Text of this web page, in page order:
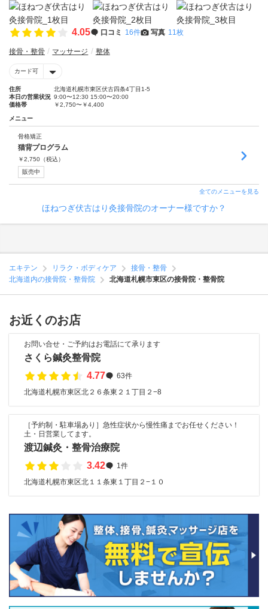
4.05 口コミ 16件 写真 11枚
接骨・整骨 マッサージ 整体
カード可
住所
北海道札幌市東区伏古四条4丁目1-5
本日の営業状況 9:00〜12:30 15:00〜20:00
価格帯
￥2,750〜￥4,400
メニュー
骨格矯正
猫背プログラム
￥2,750 （税込）
販売中
全てのメニューを見る
ほねつぎ伏古はり灸接骨院のオーナー様ですか？
エキテン リラク・ボディケア
接骨・整骨
北海道内の接骨院・整骨院
北海道札幌市東区の接骨院・整骨院
お近くのお店
お問い合せ・ご予約はお電話にて承ります
さくら鍼灸整骨院
4.77
63件
北海道札幌市東区北２６条東２１丁目２−8
［予約制・駐車場あり］急性症状から慢性痛までお任せください！
土・日営業してます。
渡辺鍼灸・整骨治療院
3.42
1件
北海道札幌市東区北１１条東１丁目２−１０